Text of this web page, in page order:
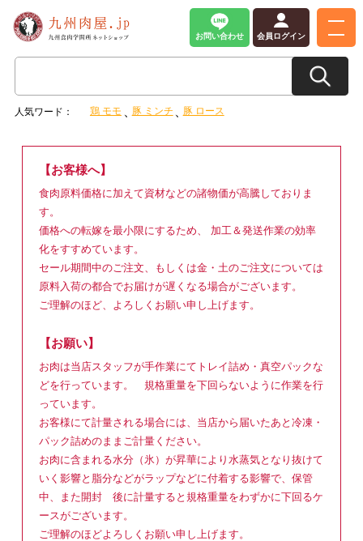
お問い合わせ 会員ログイン
人気ワード： 鶏 モモ 豚 ミンチ 豚 ロース
【お客様へ】
食肉原料価格に加えて資材などの諸物価が高騰しておりま
す。
価格への転嫁を最小限にするため、 加工＆発送作業の効率
化をすすめています。
セール期間中のご注文、もしくは金・土のご注文については
原料入荷の都合でお届けが遅くなる場合がございます。
ご理解のほど、よろしくお願い申し上げます。
【お願い】
お肉は当店スタッフが手作業にてトレイ詰め・真空パックな
どを行っています。 規格重量を下回らないように作業を行
っています。
お客様にて計量される場合には、当店から届いたあと冷凍・
パック詰めのままご計量ください。
お肉に含まれる水分（氷）が昇華により水蒸気となり抜けて
いく影響と脂分などがラップなどに付着する影響で、保管
中、また開封 後に計量すると規格重量をわずかに下回るケ
ースがございます。
ご理解のほどよろしくお願い申し上げます。